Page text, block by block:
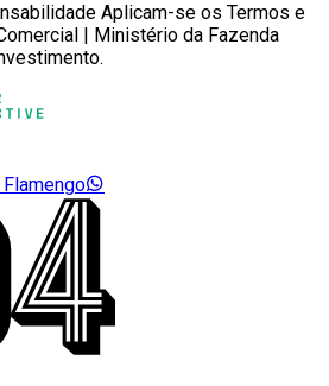
Aplicam-se os Termos e
| Ministério da Fazenda